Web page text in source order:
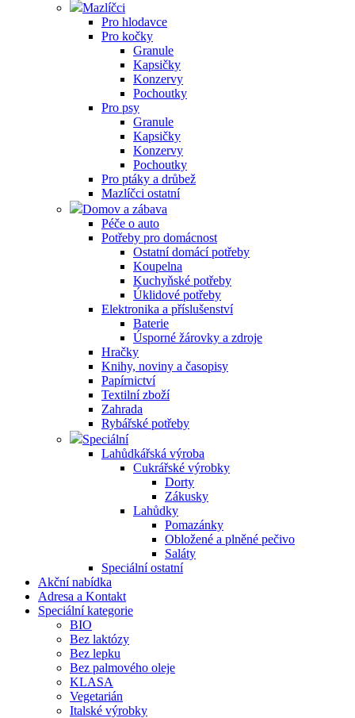
Mazlíčci
Pro hlodavce
Pro kočky
Granule
Kapsičky
Konzervy
Pochoutky
Pro psy
Granule
Kapsičky
Konzervy
Pochoutky
Pro ptáky a drůbež
Mazlíčci ostatní
Domov a zábava
Péče o auto
Potřeby pro domácnost
Ostatní domácí potřeby
Koupelna
Kuchyňské potřeby
Úklidové potřeby
Elektronika a příslušenství
Baterie
Úsporné žárovky a zdroje
Hračky
Knihy, noviny a časopisy
Papírnictví
Textilní zboží
Zahrada
Rybářské potřeby
Speciální
Lahůdkářská výroba
Cukrářské výrobky
Dorty
Zákusky
Lahůdky
Pomazánky
Obložené a plněné pečivo
Saláty
Speciální ostatní
Akční nabídka
Adresa a Kontakt
Speciální kategorie
BIO
Bez laktózy
Bez lepku
Bez palmového oleje
KLASA
Vegetarián
Italské výrobky